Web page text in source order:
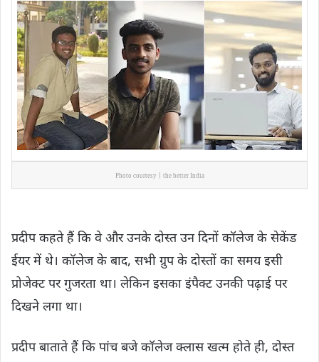
Photo courtesy | the better India
प्रदीप कहते हैं कि वे और उनके दोस्त उन दिनों कॉलेज के सेकेंड
ईयर में थे। कॉलेज के बाद, सभी ग्रुप के दोस्तों का समय इसी
प्रोजेक्ट पर गुजरता था। लेकिन इसका इंपैक्ट उनकी पढ़ाई पर
दिखने लगा था।
प्रदीप बाताते हैं कि पांच बजे कॉलेज क्लास खत्म होते ही, दोस्त